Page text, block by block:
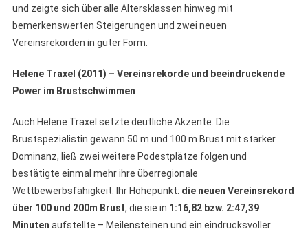
und zeigte sich über alle Altersklassen hinweg mit
bemerkenswerten Steigerungen und zwei neuen
Vereinsrekorden in guter Form.
Helene Traxel (2011) – Vereinsrekorde und beeindruckende
Power im Brustschwimmen
Auch Helene Traxel setzte deutliche Akzente. Die
Brustspezialistin gewann 50 m und 100 m Brust mit starker
Dominanz, ließ zwei weitere Podestplätze folgen und
bestätigte einmal mehr ihre überregionale
Wettbewerbsfähigkeit. Ihr Höhepunkt: die neuen Vereinsrekord
über 100und 200m Brust, die sie in 1:16,82 bzw. 2:47,39
Minuten aufstellte – Meilensteinen und ein eindrucksvoller